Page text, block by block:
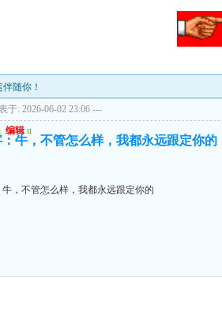
随你！
于: 2026-06-02 23:06 ---
编辑 u
牛，不管怎么样，我都永远跟定你的
牛，不管怎么样，我都永远跟定你的